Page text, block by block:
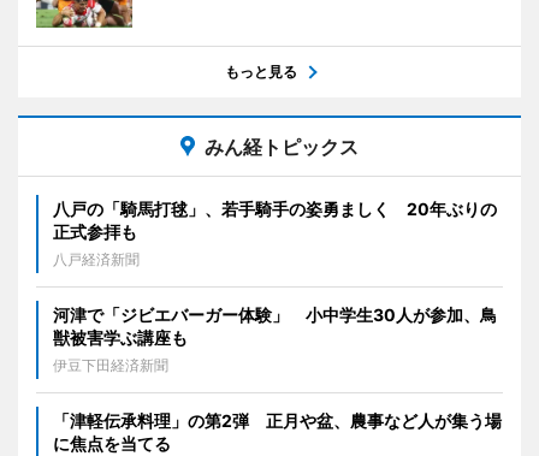
もっと見る
みん経トピックス
八戸の「騎馬打毬」、若手騎手の姿勇ましく 20年ぶりの
正式参拝も
八戸経済新聞
河津で「ジビエバーガー体験」 小中学生30人が参加、鳥
獣被害学ぶ講座も
伊豆下田経済新聞
「津軽伝承料理」の第2弾 正月や盆、農事など人が集う場
に焦点を当てる